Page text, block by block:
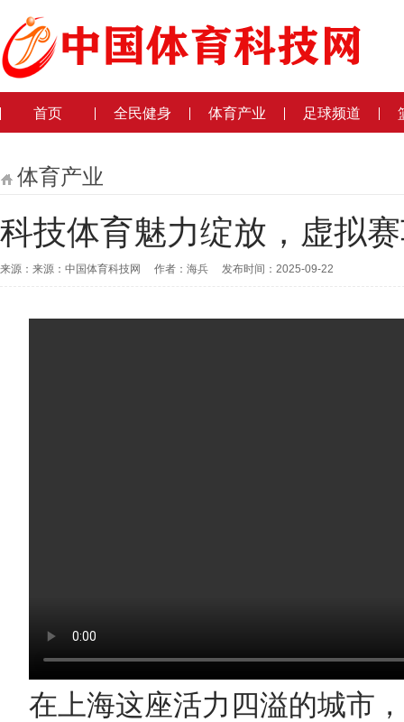
首页 全民健身 体育产业 足球频道
体育产业
科技体育魅力绽放，虚拟
来源：来源：中国体育科技网 作者：海兵 发布时间：2025-09-22
在上海这座活力四溢的城市